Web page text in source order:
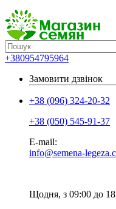
+380954795964
Замовити дзвінок
+38 (096) 324-20-32
+38 (050) 545-91-37
E-mail:
info@semena-
Щодня, з 09:00 до